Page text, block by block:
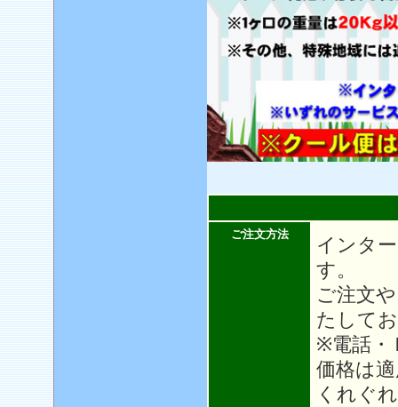
ご注文方法
インタ
す。
ご注文
たして
※電話・
価格は
くれぐ